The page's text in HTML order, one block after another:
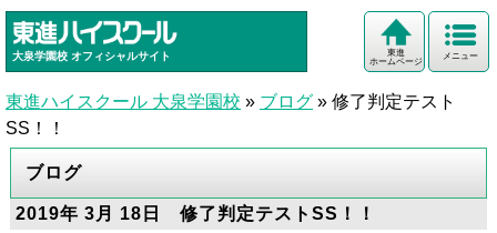
大泉学園校 オフィシャルサイト メニュー
東進
ホームページ
東進ハイスクール 大泉学園校 » ブログ » 修了判定テスト
SS！！
ブログ
2019年 3月 18日 修了判定テストSS！！